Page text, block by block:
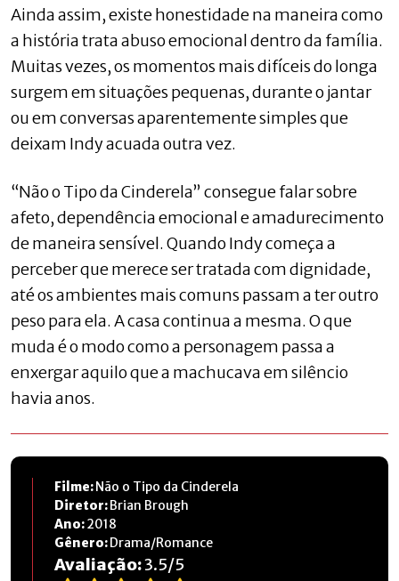
Ainda assim, existe honestidade na maneira como
a história trata abuso emocional dentro da família.
Muitas vezes, os momentos mais difíceis do longa
surgem em situações pequenas, durante o jantar
ou em conversas aparentemente simples que
deixam Indy acuada outra vez.
“Não o Tipo da Cinderela” consegue falar sobre
afeto, dependência emocional e amadurecimento
de maneira sensível. Quando Indy começa a
perceber que merece ser tratada com dignidade,
até os ambientes mais comuns passam a ter outro
peso para ela. A casa continua a mesma. O que
muda é o modo como a personagem passa a
enxergar aquilo que a machucava em silêncio
havia anos.
Filme:Não o Tipo da Cinderela
Diretor:Brian Brough
Ano:2018
Gênero:Drama/Romance
Avaliação:3.5/5